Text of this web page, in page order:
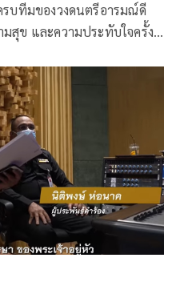
บทีมของวงดนตรีอารมณ์ดี
สุข และความประทับใจครั้ง